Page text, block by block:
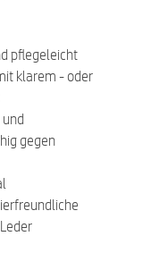
pflegeleicht
klarem - oder
gegen